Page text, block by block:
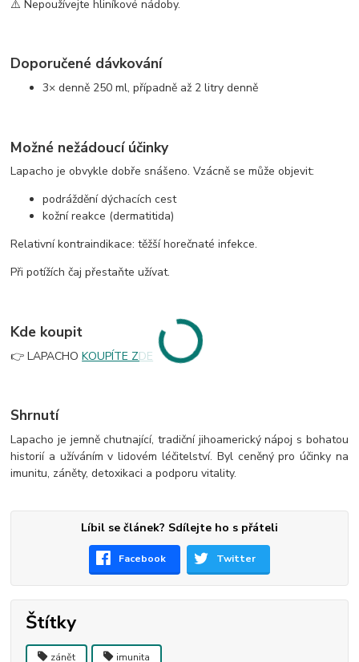
⚠️ Nepoužívejte hliníkové nádoby.
Doporučené dávkování
3× denně 250 ml, případně až 2 litry denně
Možné nežádoucí účinky
Lapacho je obvykle dobře snášeno. Vzácně se může objevit:
podráždění dýchacích cest
kožní reakce (dermatitida)
Relativní kontraindikace: těžší horečnaté infekce.
Při potížích čaj přestaňte užívat.
Kde koupit
👉 LAPACHOKOUPÍTE ZDE
Shrnutí
Lapacho je jemně chutnající, tradiční jihoamerický nápoj s bohatou
historií a užíváním v lidovém léčitelství. Byl ceněný pro účinky na
imunitu, záněty, detoxikaci a podporu vitality.
Líbil se článek? Sdílejte ho s přáteli
Facebook Twitter
Štítky
zánět imunita